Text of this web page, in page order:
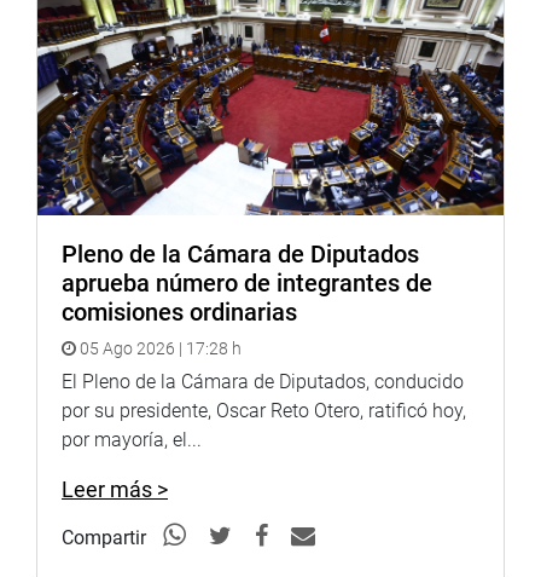
realizan en el Instituto de Ciencias, y puedo ratificar
nuestro apoyo y compromiso de trabajar leyes en
beneficio de esta institución y de la salud nacional”,
manifestó la legisladora.
Pleno de la Cámara de Diputados
aprueba número de integrantes de
comisiones ordinarias
05 Ago 2026 | 17:28 h
El Pleno de la Cámara de Diputados, conducido
por su presidente, Oscar Reto Otero, ratificó hoy,
por mayoría, el...
Leer más >
Compartir